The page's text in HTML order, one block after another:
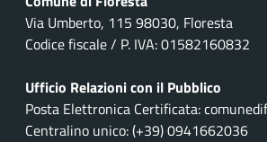
Via Umberto, 115 98030, Floresta
Codice fiscale / P. IVA: 01582160832
Ufficio Relazioni con il Pubblico
Posta Elettronica Certificata:
Centralino unico: (+39) 0941662036